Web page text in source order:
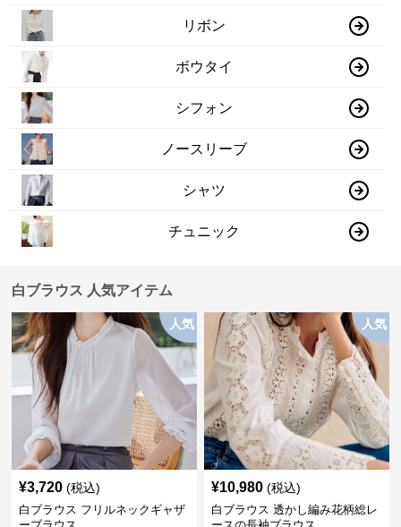
リボン
ボウタイ
シフォン
ノースリーブ
シャツ
チュニック
白ブラウス 人気アイテム
人気
¥3,720 (税込)
白ブラウス フリルネックギャザ
人気
¥10,980 (税込)
白ブラウス 透かし編み花柄総レ